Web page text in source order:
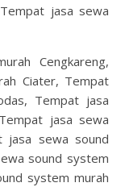
jasa sewa
Cengkareng,
Ciater, Tempat
Tempat jasa
jasa sewa
jasa sewa sound
sound system
system murah